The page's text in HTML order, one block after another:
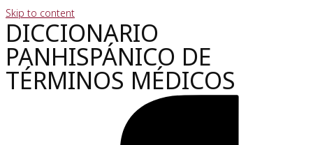
Skip to content
DICCIONARIO
PANHISPÁNICO DE
TÉRMINOS MÉDICOS